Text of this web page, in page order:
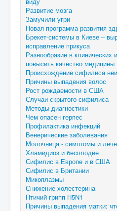
Развитие мозга
Замучили угри
Новая программа развития
Брекет-системы в Киеве –
исправление прикуса
Разнообразие в клинических
повысить качество медицины
Происхождение сифилиса
Причины выпадения волос
Рост рождаемости в США
Случаи скрытого сифилиса
Методы диагностики
Чем опасен герпес
Профилактика инфекций
Венерические заболевания
Молочница - симптомы и
Хламидиоз и бесплодие
Сифилис в Европе и в США
Сифилис в Британии
Микоплазмы
Снижение холестерина
Птичий грипп H5N1
Причины выпадения матки: